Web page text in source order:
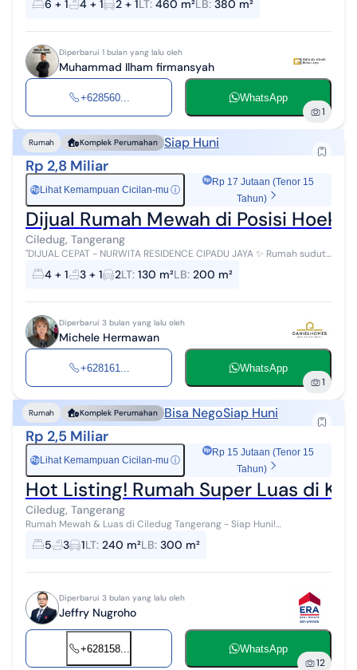
Full fur...
6 + 1 4 + 1 2 + 1LT: 460 m²LB: 380 m²
Diperbarui 1 bulan yang lalu oleh
Muhammad Ilham firmansyah
+628560... WhatsApp
1
Rumah Komplek Perumahan Siap Huni
Rp 2,8 Miliar
Rp Lihat Kemampuan Cicilan-mu ⓘ
Rp 17 Jutaan (Tenor 15
Tahun)
Dijual Rumah Mewah di Posisi Hoek
Ciledug, Tangerang
"DIJUAL CEPAT - NURWITA RESIDENCE CIPADU JAYA ✨ Rumah sudut
eksklusif dengan ukuran besar dan layout ideal untuk keluarga
modern yang butuh ruan...
4 + 1 3 + 1 2LT: 130 m²LB: 200 m²
Diperbarui 3 bulan yang lalu oleh
Michele Hermawan
+628161... WhatsApp
1
Rumah Komplek Perumahan Bisa NegoSiap Huni
Rp 2,5 Miliar
Rp Lihat Kemampuan Cicilan-mu ⓘ
Rp 15 Jutaan (Tenor 15
Tahun)
Hot Listing! Rumah Super Luas di
Ciledug, Tangerang
Rumah Mewah & Luas di Ciledug Tangerang - Siap Huni!
Kesempatan emas memiliki rumah mewah dengan ukuran besar di
kawasan strategis Ciledug, Tanger...
5 3 1LT: 240 m²LB: 300 m²
Diperbarui 3 bulan yang lalu oleh
Jeffry Nugroho
+628158... WhatsApp
12